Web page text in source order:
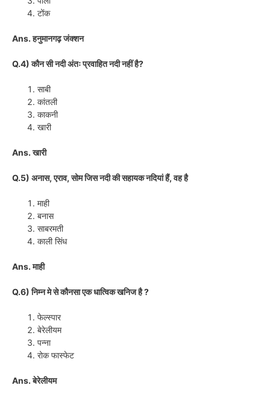
टोंक
Ans. हनुमानगढ़ जंक्शन
Q.4) कौन सी नदी अंतः प्रवाहित नदी नहीं है?
साबी
कांतली
काकनी
खारी
Ans. खारी
Q.5) अनास, एराव, सोम जिस नदी की सहायक नदियां हैं, वह है
माही
बनास
साबरमती
काली सिंध
Ans. माही
Q.6) निम्न मे से कौनसा एक धात्विक खनिज है ?
फेल्स्पार
बेरेलीयम
पन्ना
रोक फास्फेट
Ans. बेरेलीयम